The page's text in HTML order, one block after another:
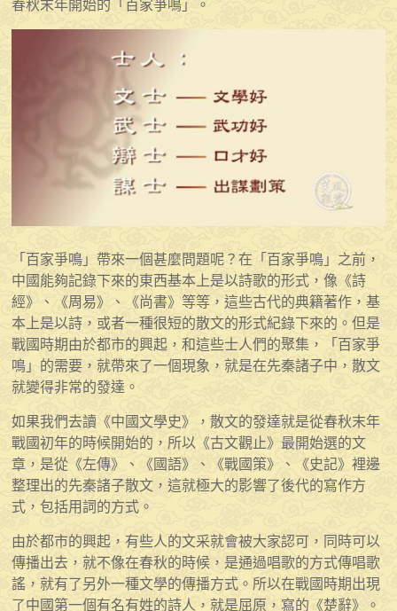
春秋末年開始的「百家爭鳴」。
「百家爭鳴」帶來一個甚麼問題呢？在「百家爭鳴」之前，
中國能夠記錄下來的東西基本上是以詩歌的形式，像《詩
經》、《周易》、《尚書》等等，這些古代的典籍著作，基
本上是以詩，或者一種很短的散文的形式紀錄下來的。但是
戰國時期由於都市的興起，和這些士人們的聚集，「百家爭
鳴」的需要，就帶來了一個現象，就是在先秦諸子中，散文
就變得非常的發達。
如果我們去讀《中國文學史》，散文的發達就是從春秋末年
戰國初年的時候開始的，所以《古文觀止》最開始選的文
章，是從《左傳》、《國語》、《戰國策》、《史記》裡邊
整理出的先秦諸子散文，這就極大的影響了後代的寫作方
式，包括用詞的方式。
由於都市的興起，有些人的文采就會被大家認可，同時可以
傳播出去，就不像在春秋的時候，是通過唱歌的方式傳唱歌
謠，就有了另外一種文學的傳播方式。所以在戰國時期出現
了中國第一個有名有姓的詩人，就是屈原，寫的《楚辭》。